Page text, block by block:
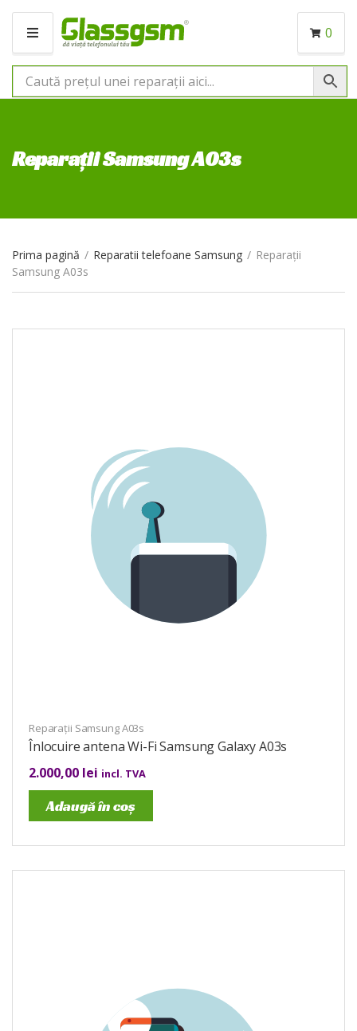
M
N
I
0
Reparații Samsung A03s
Prima pagină / Reparatii telefoane Samsung / Reparații
Samsung A03s
Reparații Samsung A03s
Înlocuire antena Wi-Fi Samsung Galaxy A03s
2.000,00 lei incl. TVA
Adaugă în coș